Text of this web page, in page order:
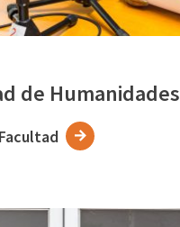
de Humanidades